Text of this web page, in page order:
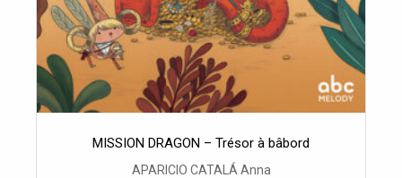
MISSION DRAGON – Trésor à bâbord
APARICIO CATALÁ Anna